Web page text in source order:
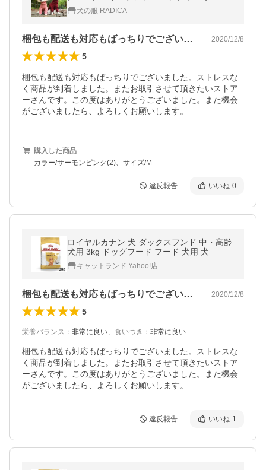
-31 犬服 メール便可
犬の服 RADICA
梱包も配送も対応もばっちりでございまし… 2020/12/8
5
梱包も配送も対応もばっちりでございました。ストレスな
く商品が到着しました。またお取引させて頂きたいストア
ーさんです。この度はありがとうございました。また機会
がございましたら、よろしくお願いします。
購入した商品
カラー/サーモンピンク(2)、サイズ/M
違反報告 いいね 0
ロイヤルカナン 犬 ダックスフンド 中・高齢
犬用 3kg ドッグフード フード 犬用 犬
キャットランド Yahoo!店
梱包も配送も対応もばっちりでございまし… 2020/12/8
5
栄養バランス ： 非常に良い、 食いつき ： 非常に良い
梱包も配送も対応もばっちりでございました。ストレスな
く商品が到着しました。またお取引させて頂きたいストア
ーさんです。この度はありがとうございました。また機会
がございましたら、よろしくお願いします。
違反報告 いいね 1